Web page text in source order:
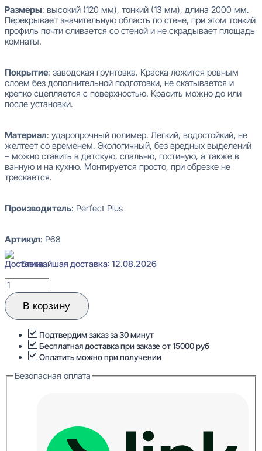
Размеры: высокий (120 мм), тонкий (13 мм), длина 2000 мм.
Перекрывает значительную область по стене, при этом тонкий
профиль почти сливается со стеной и не скрадывает площадь
комнаты.
Покрытие: заводская грунтовка. Краска ложится ровным
слоем без дополнительной подготовки, не скатывается и
крепко сцепляется с поверхностью. Красить можно до или
после установки.
Материал: ударопрочный полимер. Лёгкий, водостойкий, не
желтеет со временем. Экологичный, без вредных выделений
– можно ставить в детскую, спальню, гостиную, а также в
ванную и на кухню. Монтируется просто, при обрезке не
трескается.
Производитель: Perfect Plus
Артикул: P68
Ближайшая доставка: 12.08.2026
Количество
товара
Perfect
Plus
Плинтус
напольный
13x120x2000
В корзину
Подтвердим заказ за 30 минут
Бесплатная доставка при заказе от 15000 руб
Оплатить можно при получении
Безопасная оплата